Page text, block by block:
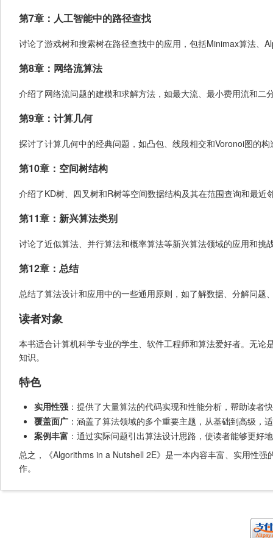
第7章：人工智能中的路径查找
讨论了游戏树和搜索树在路径查找中的应用，包括Minimax算法、
第8章：网络流算法
介绍了网络流问题的建模和求解方法，如最大流、最小费用流和二
第9章：计算几何
探讨了计算几何中的经典问题，如凸包、线段相交和Voronoi图的构
第10章：空间树结构
介绍了KD树、四叉树和R树等空间数据结构及其在范围查询和最近
第11章：新兴算法类别
讨论了近似算法、并行算法和概率算法等新兴算法领域的应用和挑
第12章：总结
总结了算法设计和应用中的一些通用原则，如了解数据、分解问题
读者对象
本书适合计算机科学专业的学生、软件工程师和算法爱好者。无
知识。
特色
实用性强 ：提供了大量算法的代码实现和性能分析，帮助读者
覆盖面广 ：涵盖了算法领域的多个重要主题，从基础到高级，
案例丰富 ：通过实际问题引出算法设计思路，使读者能够更好
总之，《Algorithms in a Nutshell 2E》是一本内容丰富、实用性
作。